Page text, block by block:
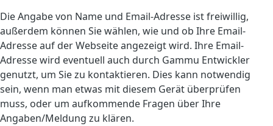
Die Angabe von Name und Email-Adresse ist freiwillig,
außerdem können Sie wählen, wie und ob Ihre Email-
Adresse auf der Webseite angezeigt wird. Ihre Email-
Adresse wird eventuell auch durch Gammu Entwickler
genutzt, um Sie zu kontaktieren. Dies kann notwendig
sein, wenn man etwas mit diesem Gerät überprüfen
muss, oder um aufkommende Fragen über Ihre
Angaben/Meldung zu klären.